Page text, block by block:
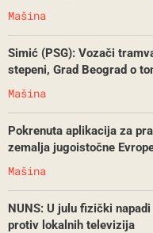
Mašina
Simić (PSG): Vozači
stepeni, Grad Beograd o
Mašina
Pokrenuta aplikacija za
zemalja jugoistočne
Mašina
NUNS: U julu fizički
protiv lokalnih televizija